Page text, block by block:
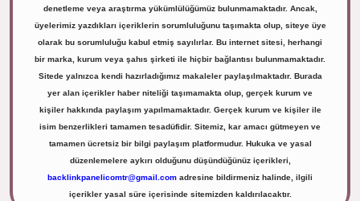
denetleme veya araştırma yükümlülüğümüz bulunmamaktadır. Ancak,
üyelerimiz yazdıkları içeriklerin sorumluluğunu taşımakta olup, siteye üye
olarak bu sorumluluğu kabul etmiş sayılırlar. Bu internet sitesi, herhangi
bir marka, kurum veya şahıs şirketi ile hiçbir bağlantısı bulunmamaktadır.
Sitede yalnızca kendi hazırladığımız makaleler paylaşılmaktadır. Burada
yer alan içerikler haber niteliği taşımamakta olup, gerçek kurum ve
kişiler hakkında paylaşım yapılmamaktadır. Gerçek kurum ve kişiler ile
isim benzerlikleri tamamen tesadüfidir. Sitemiz, kar amacı gütmeyen ve
tamamen ücretsiz bir bilgi paylaşım platformudur. Hukuka ve yasal
düzenlemelere aykırı olduğunu düşündüğünüz içerikleri,
backlinkpanelicomtr@gmail.com adresine bildirmeniz halinde, ilgili
içerikler yasal süre içerisinde sitemizden kaldırılacaktır.